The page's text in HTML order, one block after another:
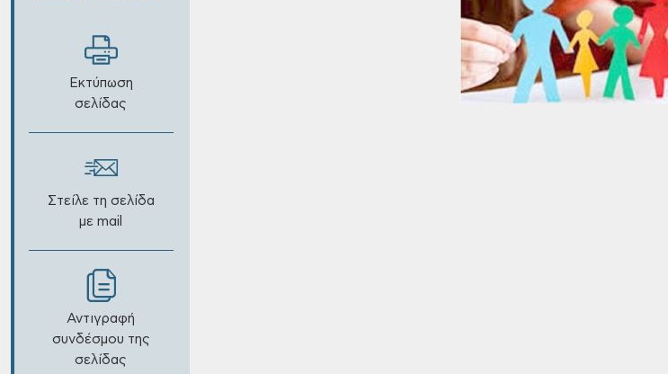
Εκτύπωση
σελίδας
Στείλε τη σελίδα
με mail
Αντιγραφή
συνδέσμου της
σελίδας